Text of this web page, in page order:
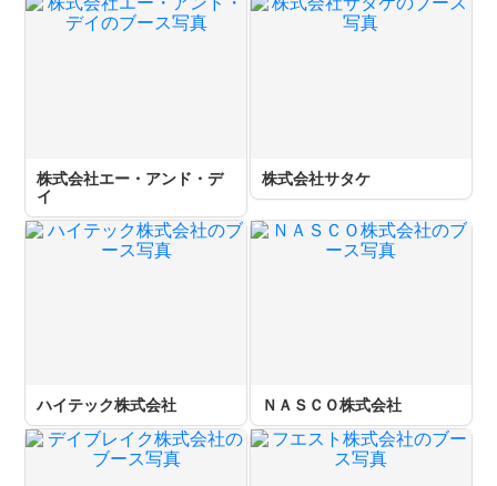
株式会社エー・アンド・デ
イ
株式会社サタケ
ハイテック株式会社 ＮＡＳＣＯ株式会社